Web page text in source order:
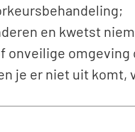
en kwetst
onveilige omgeving
je er niet uit komt,